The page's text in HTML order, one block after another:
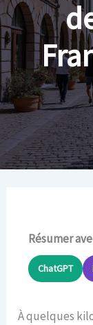
Résumer
ChatGPT
À quelques